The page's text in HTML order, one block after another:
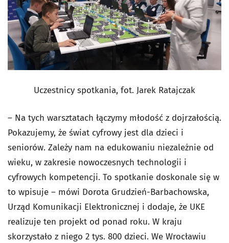
Uczestnicy spotkania, fot. Jarek Ratajczak
– Na tych warsztatach łączymy młodość z dojrzałością.
Pokazujemy, że świat cyfrowy jest dla dzieci i
seniorów. Zależy nam na edukowaniu niezależnie od
wieku, w zakresie nowoczesnych technologii i
cyfrowych kompetencji. To spotkanie doskonale się w
to wpisuje – mówi Dorota Grudzień-Barbachowska,
Urząd Komunikacji Elektronicznej i dodaje, że UKE
realizuje ten projekt od ponad roku. W kraju
skorzystało z niego 2 tys. 800 dzieci. We Wrocławiu